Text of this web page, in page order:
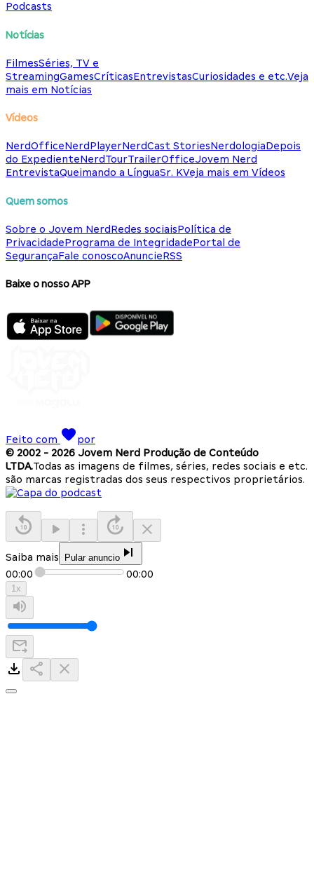
Podcasts
Notícias
FilmesSéries, TV e
StreamingGamesCríticasEntrevistasCuriosidades e etc.Veja
mais em Notícias
Vídeos
NerdOfficeNerdPlayerNerdCast StoriesNerdologiaDepois
do ExpedienteNerdTourTrailerOfficeJovem Nerd
EntrevistaQueimando a LínguaSr. KVeja mais em Vídeos
Quem somos
Sobre o Jovem NerdRedes sociaisPolítica de
PrivacidadePrograma de IntegridadePortal de
SegurançaFale conoscoAnuncieRSS
Baixe o nosso APP
Feito com
por
© 2002 - 2026 Jovem Nerd Produção de Conteúdo
LTDA.Todas as imagens de filmes, séries, redes sociais e etc.
são marcas registradas dos seus respectivos proprietários.
Saiba mais Pular anuncio
00:00 00:00
1x